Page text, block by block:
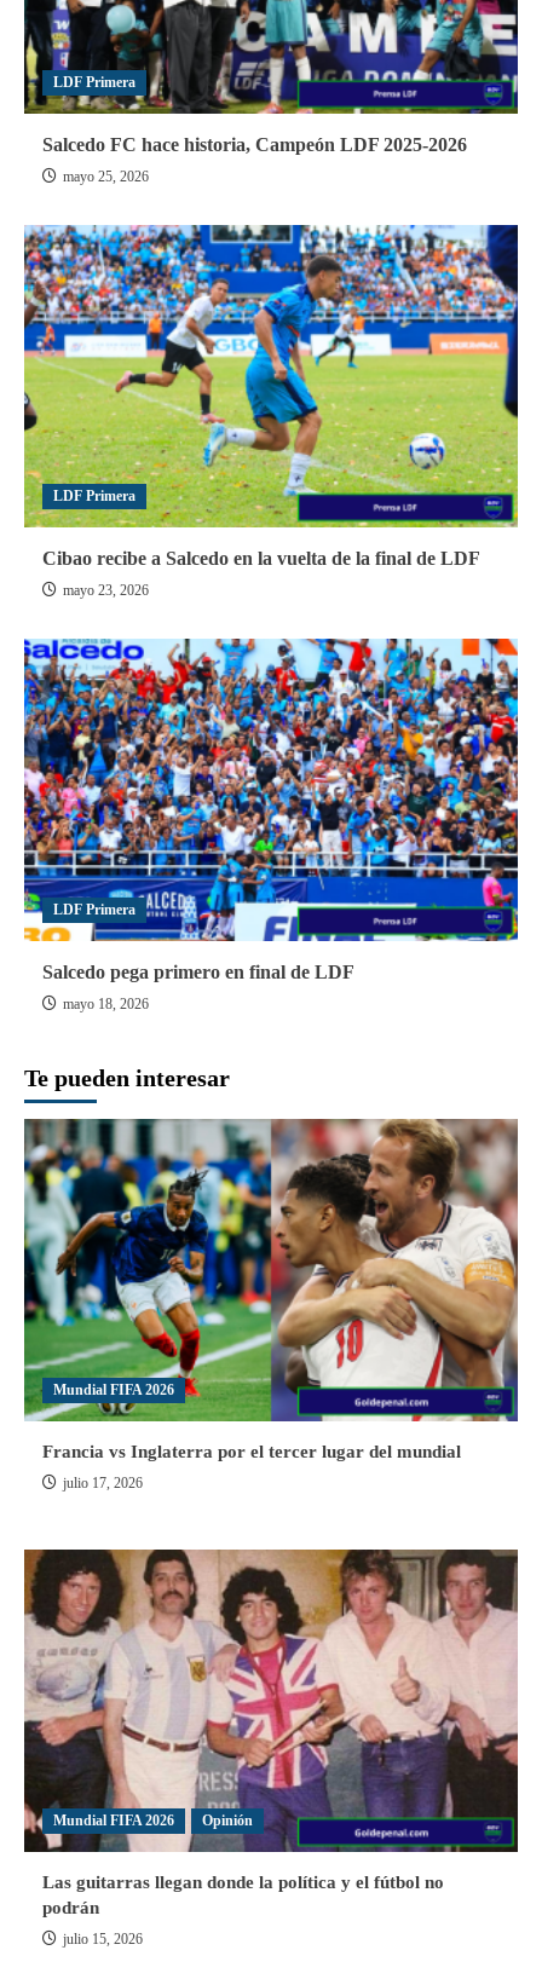
LDF Primera
Salcedo FC hace historia, Campeón LDF 2025-2026
mayo 25, 2026
LDF Primera
Cibao recibe a Salcedo en la vuelta de la final de LDF
mayo 23, 2026
LDF Primera
Salcedo pega primero en final de LDF
mayo 18, 2026
Te pueden interesar
Mundial FIFA 2026
Francia vs Inglaterra por el tercer lugar del mundial
julio 17, 2026
Mundial FIFA 2026 Opinión
Las guitarras llegan donde la política y el fútbol no
podrán
julio 15, 2026